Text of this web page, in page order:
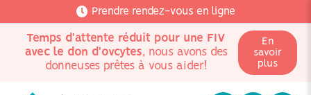
Prendre rendez-vous en ligne
Temps d'attente réduit pour une FIV
avec le don d'ovcytes, nous avons des
donneuses prêtes à vous aider!
En
savoir
plus